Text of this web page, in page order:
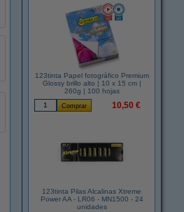
123tinta Papel fotográfico Premium
Glossy brillo alto | 10 x 15 cm |
260g | 100 hojas
10,50 €
123tinta Pilas Alcalinas Xtreme
Power AA - LR06 - MN1500 - 24
unidades